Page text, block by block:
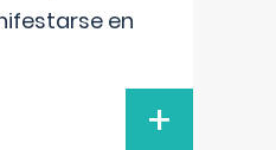
en
+